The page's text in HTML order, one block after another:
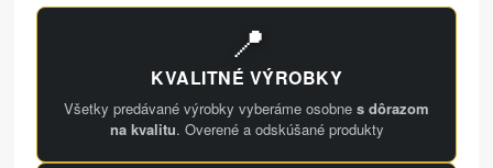
📍
KVALITNÉ VÝROBKY
Všetky predávané výrobky vyberáme osobne s dôrazom
na kvalitu. Overené a odskúšané produkty